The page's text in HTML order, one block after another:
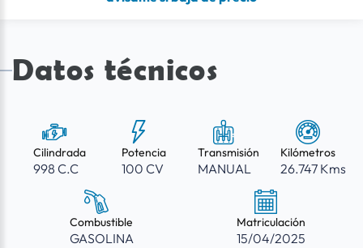
Datos técnicos
Cilindrada
998 C.C
Potencia
100 CV
Transmisión
MANUAL
Kilómetros
26.747 Kms
Combustible
GASOLINA
Matriculación
15/04/2025